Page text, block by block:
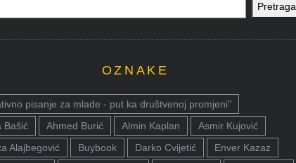
Pretraga
OZNAKE
pisanje za mlade - put ka društvenoj promjeni"
Bašić
Ahmed Burić Almin Kaplan
Asmir Kujović
Alajbegović
Buybook Darko Cvijetić
Enver Kazaz